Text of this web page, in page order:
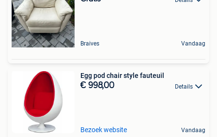
Braives Vandaag
Egg pod chair style fauteuil
€ 998,00 Details
Bezoek website Vandaag